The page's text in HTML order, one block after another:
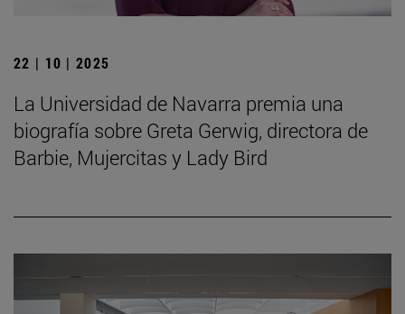
22 | 10 | 2025
La Universidad de Navarra premia una
biografía sobre Greta Gerwig, directora de
Barbie, Mujercitas y Lady Bird